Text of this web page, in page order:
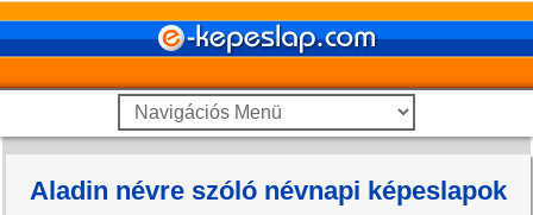
Aladin névre szóló névnapi képeslapok